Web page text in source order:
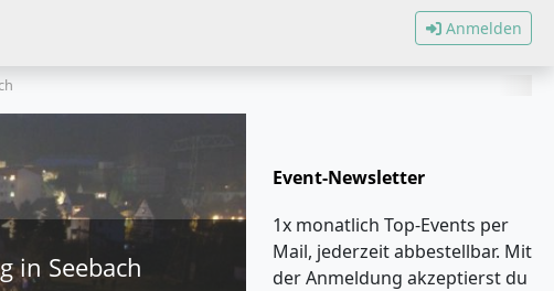
Anmelden
in Seebach
Event-Newsletter
1x monatlich Top-Events per
Mail, jederzeit abbestellbar. Mit
der Anmeldung akzeptierst du